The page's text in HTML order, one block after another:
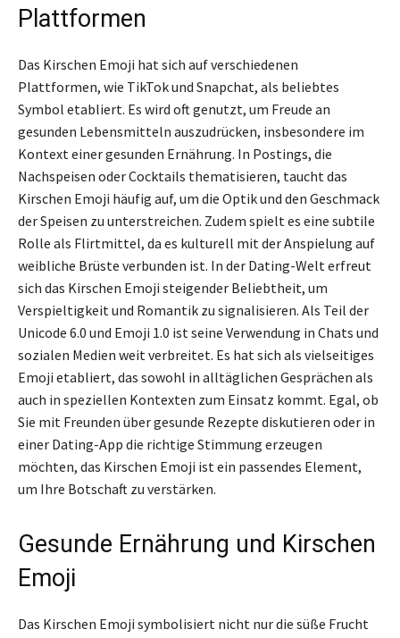
Plattformen
Das Kirschen Emoji hat sich auf verschiedenen
Plattformen, wie TikTok und Snapchat, als beliebtes
Symbol etabliert. Es wird oft genutzt, um Freude an
gesunden Lebensmitteln auszudrücken, insbesondere im
Kontext einer gesunden Ernährung. In Postings, die
Nachspeisen oder Cocktails thematisieren, taucht das
Kirschen Emoji häufig auf, um die Optik und den Geschmack
der Speisen zu unterstreichen. Zudem spielt es eine subtile
Rolle als Flirtmittel, da es kulturell mit der Anspielung auf
weibliche Brüste verbunden ist. In der Dating-Welt erfreut
sich das Kirschen Emoji steigender Beliebtheit, um
Verspieltigkeit und Romantik zu signalisieren. Als Teil der
Unicode 6.0 und Emoji 1.0 ist seine Verwendung in Chats und
sozialen Medien weit verbreitet. Es hat sich als vielseitiges
Emoji etabliert, das sowohl in alltäglichen Gesprächen als
auch in speziellen Kontexten zum Einsatz kommt. Egal, ob
Sie mit Freunden über gesunde Rezepte diskutieren oder in
einer Dating-App die richtige Stimmung erzeugen
möchten, das Kirschen Emoji ist ein passendes Element,
um Ihre Botschaft zu verstärken.
Gesunde Ernährung und Kirschen
Emoji
Das Kirschen Emoji symbolisiert nicht nur die süße Frucht